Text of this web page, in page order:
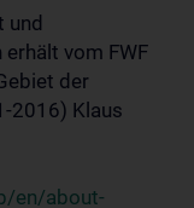
und
vom FWF
der
2016) Klaus
en/about-